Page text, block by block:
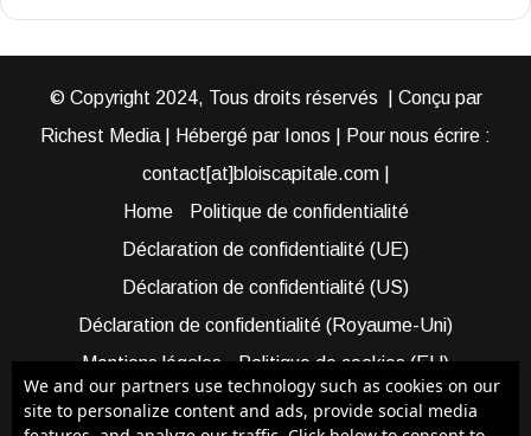
© Copyright 2024, Tous droits réservés | Conçu par
Richest Media | Hébergé par Ionos | Pour nous écrire :
contact[at]bloiscapitale.com |
Home
Politique de confidentialité
Déclaration de confidentialité (UE)
Déclaration de confidentialité (US)
Déclaration de confidentialité (Royaume-Uni)
Mentions légales
Politique de cookies (EU)
Cookie Policy (AUS)
Cookie Policy (US)
We and our partners use technology such as cookies on our
site to personalize content and ads, provide social media